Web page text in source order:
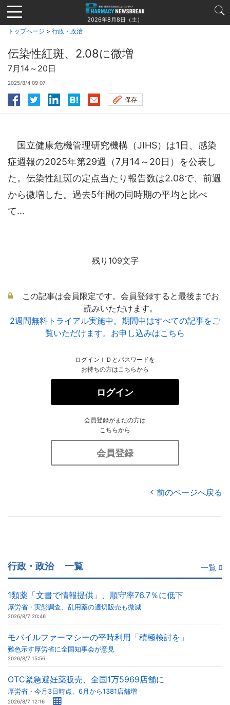
Jump
to
navigation
2026年8月8日（土）
トップページ > 行政・政治
伝染性紅斑、2.08に微増
7月14～20日
2025/8/4 09:07
保存
国立健康危機管理研究機構（JIHS）は1日、感染
症週報の2025年第29週（7月14～20日）を公表し
た。伝染性紅斑の定点当たり報告数は2.08で、前週
から微増した。過去5年間の同時期の平均と比べ
て...
残り109文字
この記事は会員限定です。会員登録すると最後までお
読みいただけます。
2週間無料トライアル実施中。期間中はすべての記事をご
覧いただけます。お申し込みはこちら
ログインＩＤとパスワードを
お持ちの方はこちらから
ログイン
会員登録がまだの方は
こちらから
会員登録
前のページへ戻る
行政・政治 一覧 一覧
1類薬「文書で情報提供」、順守率76.7％に低下
厚労省・実態調査、乱用薬の適切販売も微減
2026/8/7 20:46
モバイルファーマシーの平時利用「積極検討を」
難色示す厚労省に全国知事会が意見
2026/8/7 15:56
OTC緊急避妊薬販売、全国1万5969店舗に
厚労省・今月3日時点、6月から1381店舗増
2026/8/7 12:16